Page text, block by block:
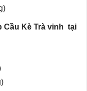
Cầu Kè Trà vinh tại